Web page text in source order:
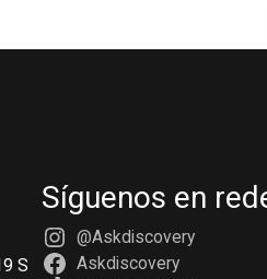
S
Síguenos en
@Askdiscovery
Askdiscovery